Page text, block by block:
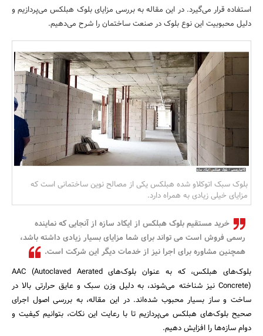
بانک، بیمه و سرمایه
مسکن و ساختمان
استفاده قرار می‌گیرد. در این مقاله به بررسی مزایای بلوک هبلکس می‌پردازیم و
دلیل محبوبیت این نوع بلوک در صنعت ساختمان را شرح می‌دهیم.
بلوک سبک اتوکلاو شده هبلکس یکی از مصالح نوین ساختمانی است که
مزایای خیلی زیادی به همراه دارد.
خرید مستقیم بلوک هبلکس از ایکاد سازه از آنجایی که نماینده
رسمی فروش است می تواند برای شما مزایای بسیار زیادی داشته باشد،
همچنین مشاوره برای اجرا نیز از خدمات دیگر این شرکت است.
بلوک‌های هبلکس، که به عنوان بلوک‌های AAC (Autoclaved Aerated
Concrete) نیز شناخته می‌شوند، به دلیل وزن سبک و عایق حرارتی بالا در
ساخت و ساز بسیار محبوب شده‌اند. در این مقاله، به بررسی اصول اجرای
صحیح بلوک‌های هبلکس می‌پردازیم تا با رعایت این نکات، بتوانیم کیفیت و
دوام سازه‌ها را افزایش دهیم.